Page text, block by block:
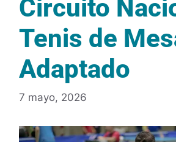
Circuito
Tenis de
Adaptado
7 mayo, 2026